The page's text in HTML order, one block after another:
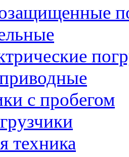
с пробегом
техника